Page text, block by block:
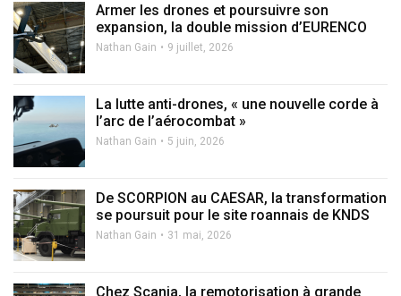
Armer les drones et poursuivre son
expansion, la double mission d’EURENCO
Nathan Gain 9 juillet, 2026
La lutte anti-drones, « une nouvelle corde à
l’arc de l’aérocombat »
Nathan Gain 5 juin, 2026
De SCORPION au CAESAR, la transformation
se poursuit pour le site roannais de KNDS
Nathan Gain 31 mai, 2026
Chez Scania, la remotorisation à grande